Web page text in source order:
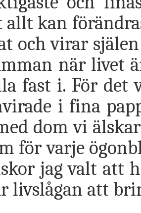
allt kan
och virar
när livet
fast i. För det
i fina
dom vi
för varje
jag valt att
livslågan att